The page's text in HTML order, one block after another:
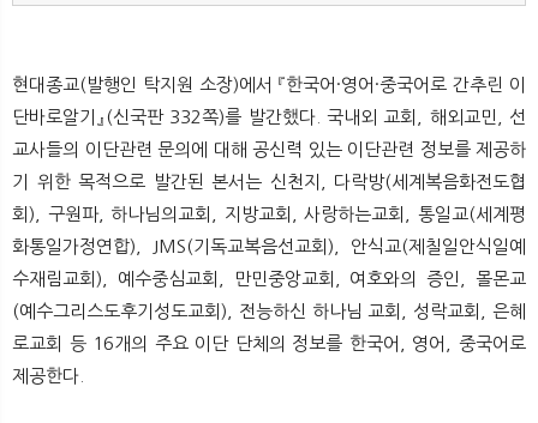
현대종교(발행인 탁지원 소장)에서 『한국어·영어·중국어로 간추린 이
단바로알기』(신국판 332쪽)를 발간했다. 국내외 교회, 해외교민, 선
교사들의 이단관련 문의에 대해 공신력 있는 이단관련 정보를 제공하
기 위한 목적으로 발간된 본서는 신천지, 다락방(세계복음화전도협
회), 구원파, 하나님의교회, 지방교회, 사랑하는교회, 통일교(세계평
화통일가정연합), JMS(기독교복음선교회), 안식교(제칠일안식일예
수재림교회), 예수중심교회, 만민중앙교회, 여호와의 증인, 몰몬교
(예수그리스도후기성도교회), 전능하신 하나님 교회, 성락교회, 은혜
로교회 등 16개의 주요 이단 단체의 정보를 한국어, 영어, 중국어로
제공한다.